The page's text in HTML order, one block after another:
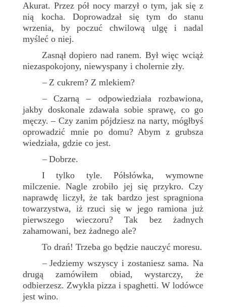
Akurat. Przez pół nocy marzył o tym, jak się z
nią kocha. Doprowadzał się tym do stanu
wrzenia, by poczuć chwilową ulgę i nadal
myśleć o niej.
Zasnął dopiero nad ranem. Był więc wciąż
niezaspokojony, niewyspany i cholernie zły.
– Z cukrem? Z mlekiem?
–Czarną – odpowiedziała rozbawiona,
jakby doskonale zdawała sobie sprawę, co go
męczy. – Czy zanim pójdziesz na narty, mógłbyś
oprowadzić mnie po domu? Abym z grubsza
wiedziała, gdzie co jest.
– Dobrze.
I tylko tyle. Półsłówka, wymowne
milczenie. Nagle zrobiło jej się przykro. Czy
naprawdę liczył, że tak bardzo jest spragniona
towarzystwa, iż rzuci się w jego ramiona już
pierwszego wieczoru? Tak bez żadnych
zahamowani, bez żadnego ale?
To drań! Trzeba go będzie nauczyć moresu.
–Jedziemy wszyscy i zostaniesz sama. Na
drugą zamówiłem obiad, wystarczy, że
odbierzesz. Zwykła pizza i spaghetti. W lodówce
jest wino.